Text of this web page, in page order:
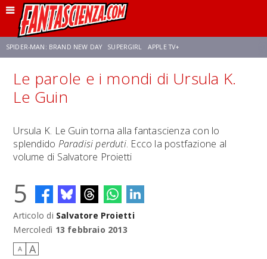
SPIDER-MAN: BRAND NEW DAY SUPERGIRL APPLE TV+
FRANCO RICCIARDIELLO ZENDAYA STAR TREK AVENGERS: DOOMSDAY
Le parole e i mondi di Ursula K.
Le Guin
Ursula K. Le Guin torna alla fantascienza con lo
splendido Paradisi perduti. Ecco la postfazione al
volume di Salvatore Proietti
5
Articolo di Salvatore Proietti
Mercoledì 13 febbraio 2013
A A